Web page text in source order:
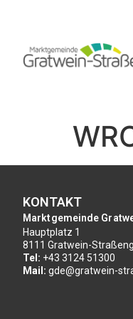
KONTAKT
Marktgemeinde
Hauptplatz 1
8111 Gratwein-
Tel: +43 3124 51300
Mail: gde@gratwein-